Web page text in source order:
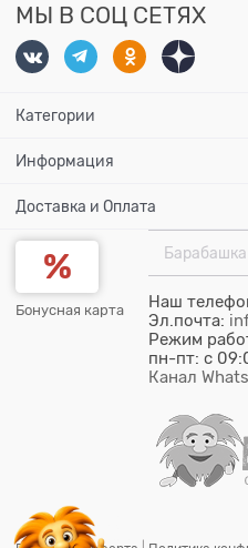
МЫ В СОЦ СЕТЯХ
Категории
Информация
Доставка и Оплата
Бонусная карта
Наш
Эл.почта:
Режим
пн-пт: c
Канал